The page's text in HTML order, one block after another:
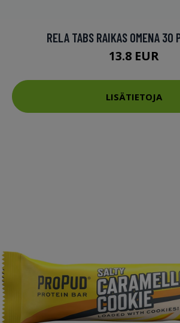
RELA TABS RAIKAS OMENA 30
13.8 EUR
LISÄTIETOJA